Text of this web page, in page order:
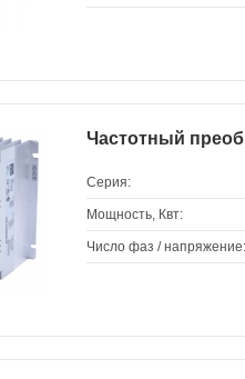
Частотный
Серия:
Мощность, Квт:
Число фаз / напряжение: